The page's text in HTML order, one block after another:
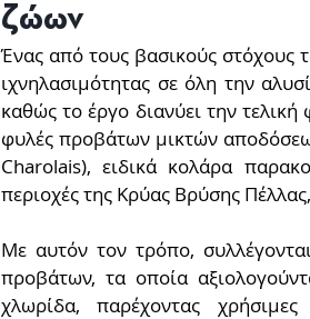
ζώων
Ένας από τους βασικούς στόχους
ιχνηλασιμότητας σε όλη την
καθώς το έργο διανύει την
φυλές προβάτων μικτών
Charolais), ειδικά κολάρα
περιοχές της Κρύας Βρύσης
Με αυτόν τον τρόπο,
προβάτων, τα οποία
χλωρίδα, παρέχοντας